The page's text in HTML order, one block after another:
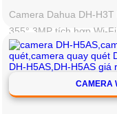
Camera Dahua DH-
355° 3MP tích hợp Wi-
động và âm thanh bất
tầm xa ban đêm 10m
điều khiển từ xa qua
CAMERA